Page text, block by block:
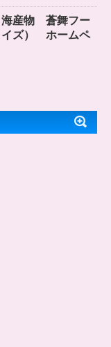
産物 蒼舞フー
イズ） ホームペ